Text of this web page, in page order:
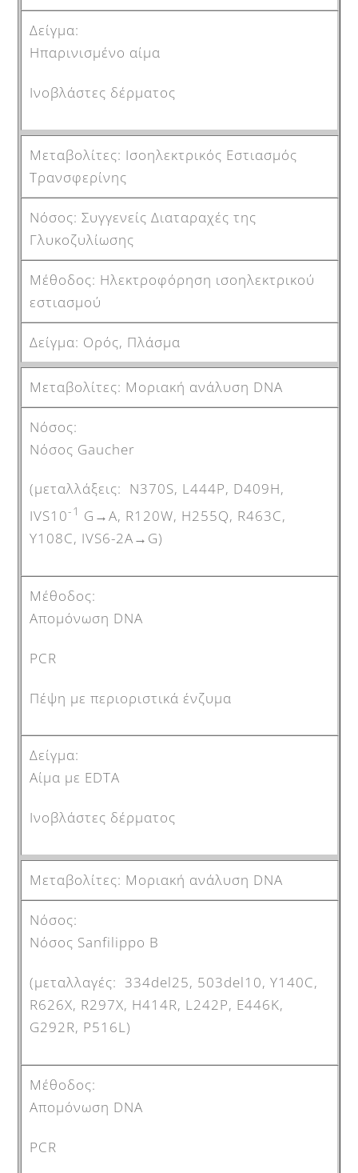
Ηπαρινισμένο αίμα
Ινοβλάστες δέρματος
Ισοηλεκτρικός Εστιασμός
Τρανσφερίνης
Συγγενείς Διαταραχές της
Γλυκοζυλίωσης
Ηλεκτροφόρηση ισοηλεκτρικού
εστιασμού
Ορός, Πλάσμα
Μοριακή ανάλυση DNA
Νόσος Gaucher
(μεταλλάξεις: N370S, L444P, D409H,
IVS10-1 G→A, R120W, H255Q, R463C,
Y108C, IVS6-2A→G)
Aπομόνωση DNA
PCR
Πέψη με περιοριστικά ένζυμα
Αίμα με EDTA
Ινοβλάστες δέρματος
Μοριακή ανάλυση DNA
Νόσος Sanfilippo B
(μεταλλαγές: 334del25, 503del10, Y140C,
R626X, R297X, H414R, L242P, E446K,
G292R, P516L)
Aπομόνωση DNA
PCR